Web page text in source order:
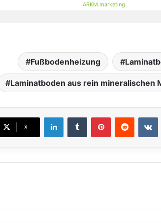
ARKM.marketing
Fußbodenheizung
Laminatboden aus rein mineralischen
X